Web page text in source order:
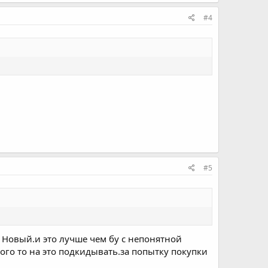
#4
#5
это лучше чем бу с непонятной
то на это подкидывать.за попытку покупки